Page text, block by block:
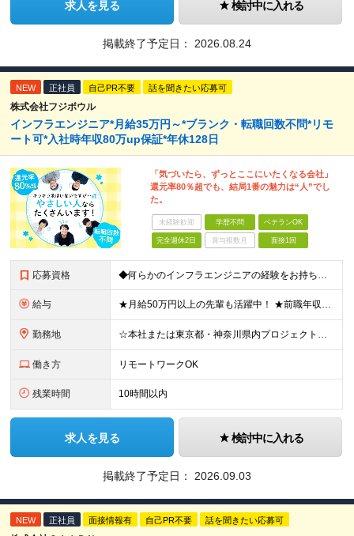
求人を見る 検討中に入れる
掲載終了予定日： 2026.08.24
NEW 正社員 自己PR不要 話を聞きたい応募可
株式会社フジボウル
インフラエンジニア*月給35万円～*ブランク・転職回数不問*リモ
ート可*入社時年収80万up保証*年休128日
「気づいたら、ずっとここにいたくなる会社」
還元率80％超でも、結局1番の魅力は“人”でし
た。
未経験歓迎 学歴不問 ベテランOK
完全週休2日 賞与複数月 面接1回
応募資格 ◆何らかのインフラエンジニアの経験をお持ちの方 ┗設計・構築経験だけではなく、運用・保守経験があるという方も、お気軽にご応募ください！ ┗ブランク・転職回数は不問です！ ┗ネガティブな応募理由も歓迎で
給与 ★月給50万円以上の先輩も活躍中！ ★前職年収から80万円以上UP保証 月給35万円～ ※月給には固定残業代を含む(月20時間分/2万6000円～/超過分別途支給） ※残業がなくても上記支給(基本残
勤務地 ☆本社または東京都・神奈川県内プロジェクト先での勤務となります ☆リモートワークOKの案件も多数あります(応相談) ☆転居を伴う転勤はありません ☆九州地方、北陸地方、北海道からの転職者も多数在籍！/
働き方 リモートワークOK
残業時間 10時間以内
求人を見る 検討中に入れる
掲載終了予定日： 2026.09.03
NEW 正社員 面接情報有 自己PR不要 話を聞きたい応募可